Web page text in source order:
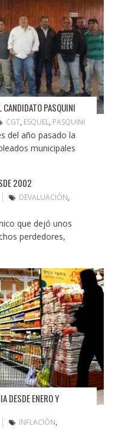
CANDIDATO PASQUINI
CGT, ESQUEL, PASQUINI
del año pasado la
municipales
2002
DEVALUACIÓN,
que dejó unos
perdedores,
DESDE ENERO Y
INFLACIÓN,